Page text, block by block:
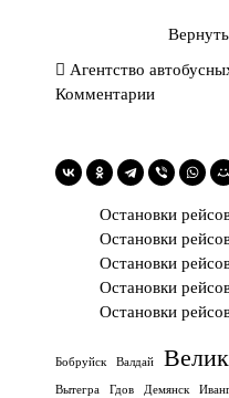
Агентство
Комментарии
Остановки
Остановки
Остановки
Остановки
Остановки
Бобруйск Валдай
Вытегра Гдов Демянск